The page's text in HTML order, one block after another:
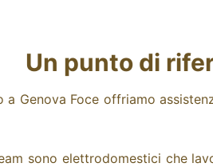
Un punto di
a Genova Foce offriamo
sono elettrodomestici che